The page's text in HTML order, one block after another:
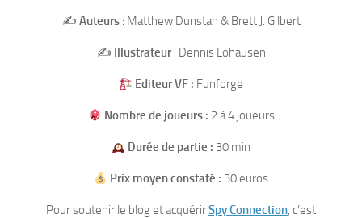
✍️ Auteurs: Matthew Dunstan & Brett J. Gilbert
✍️ Illustrateur: Dennis Lohausen
Editeur VF : Funforge
Nombre de joueurs : 2 à 4 joueurs
Durée de partie : 30 min
Prix moyen constaté : 30 euros
Pour soutenir le blog et acquérirSpy Connection, c’est